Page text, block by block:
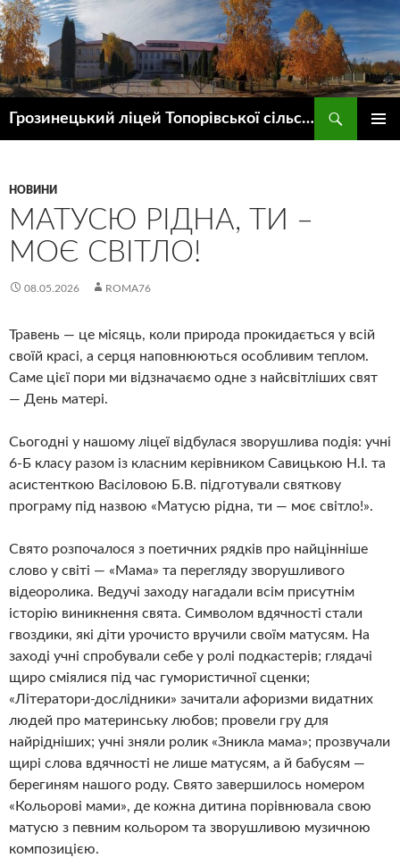
Грозинецький ліцей Топорівської сільської ради
НОВИНИ
МАТУСЮ РІДНА, ТИ –
МОЄ СВІТЛО!
08.05.2026 ROMA76
Травень — це місяць, коли природа прокидається у всій
своїй красі, а серця наповнюються особливим теплом.
Саме цієї пори ми відзначаємо одне з найсвітліших свят
— День матері.
Сьогодні у нашому ліцеї відбулася зворушлива подія: учні
6-Б класу разом із класним керівником Савицькою Н.І. та
асистенткою Васіловою Б.В. підготували святкову
програму під назвою «Матусю рідна, ти — моє світло!».
Свято розпочалося з поетичних рядків про найцінніше
слово у світі — «Мама» та перегляду зворушливого
відеоролика. Ведучі заходу нагадали всім присутнім
історію виникнення свята. Символом вдячності стали
гвоздики, які діти урочисто вручили своїм матусям. На
заході учні спробували себе у ролі подкастерів; глядачі
щиро сміялися під час гумористичної сценки;
«Літератори-дослідники» зачитали афоризми видатних
людей про материнську любов; провели гру для
найрідніших; учні зняли ролик «Зникла мама»; прозвучали
щирі слова вдячності не лише матусям, а й бабусям —
берегиням нашого роду. Свято завершилось номером
«Кольорові мами», де кожна дитина порівнювала свою
матусю з певним кольором та зворушливою музичною
композицією.